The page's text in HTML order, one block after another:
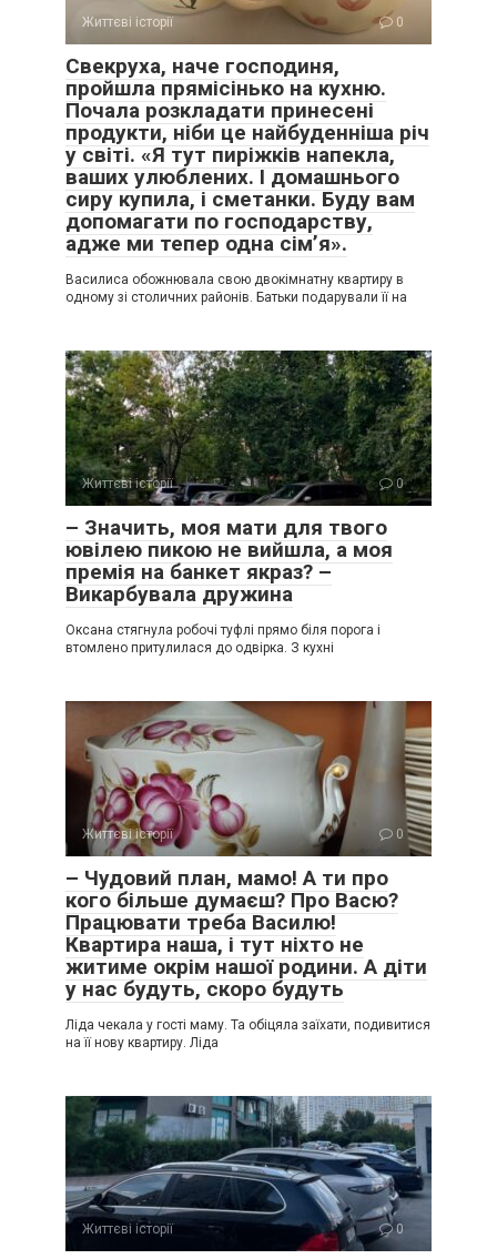
Життєві історії 0
Свекруха, наче господиня,
пройшла прямісінько на кухню.
Почала розкладати принесені
продукти, ніби це найбуденніша річ
у світі. «Я тут пиріжків напекла,
ваших улюблених. І домашнього
сиру купила, і сметанки. Буду вам
допомагати по господарству,
адже ми тепер одна сім’я».
Василиса обожнювала свою двокімнатну квартиру в
одному зі столичних районів. Батьки подарували її на
Життєві історії 0
– Значить, моя мати для твого
ювілею пикою не вийшла, а моя
премія на банкет якраз? –
Викарбувала дружина
Оксана стягнула робочі туфлі прямо біля порога і
втомлено притулилася до одвірка. З кухні
Життєві історії 0
– Чудовий план, мамо! А ти про
кого більше думаєш? Про Васю?
Працювати треба Василю!
Квартира наша, і тут ніхто не
житиме окрім нашої родини. А діти
у нас будуть, скоро будуть
Ліда чекала у гості маму. Та обіцяла заїхати, подивитися
на її нову квартиру. Ліда
Життєві історії 0